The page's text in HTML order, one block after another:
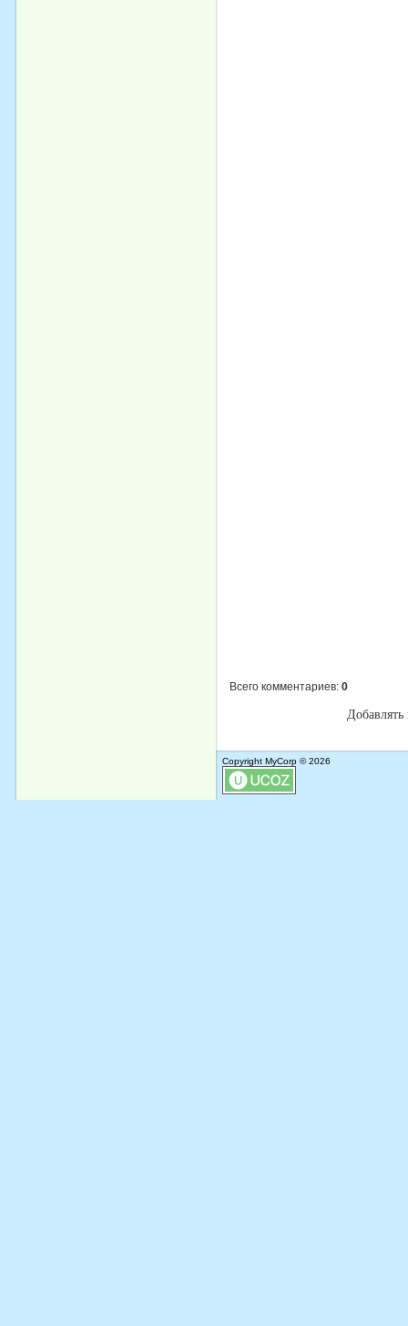
Всего комментариев: 0
Добавлять
Copyright MyCorp © 2026